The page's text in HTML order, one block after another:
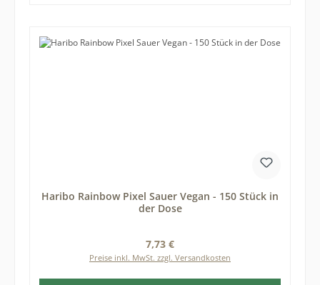
Haribo Rainbow Pixel Sauer Vegan - 150 Stück in
der Dose
Regulärer Preis:
7,73 €
Preise inkl. MwSt. zzgl. Versandkosten